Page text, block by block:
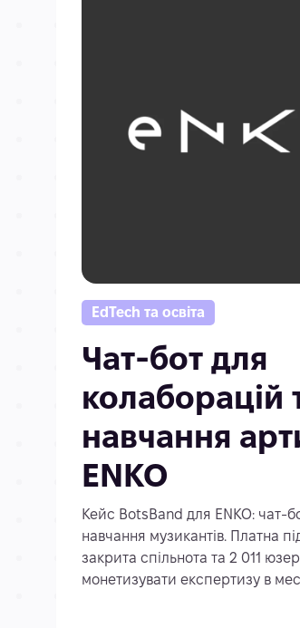
EdTech та освіта
Чат-бот для
колаборацій
навчання
ENKO
Кейс BotsBand для ENKO: чат-
навчання музикантів. Платна
закрита спільнота та 2 011
монетизувати експертизу в